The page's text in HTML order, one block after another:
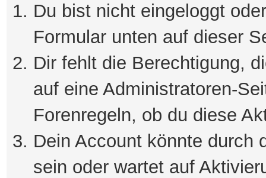
Du bist nicht eingeloggt
Formular unten auf dieser
Dir fehlt die Berechtigung,
auf eine Administratoren-
Forenregeln, ob du diese
Dein Account könnte durch
sein oder wartet auf